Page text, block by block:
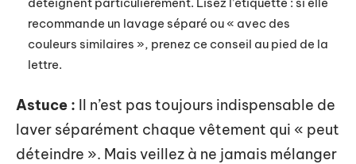
recommande un lavage séparé ou « avec des
couleurs similaires », prenez ce conseil au pied de la
lettre.
Astuce : Il n’est pas toujours indispensable de
laver séparément chaque vêtement qui « peut
déteindre ». Mais veillez à ne jamais mélanger